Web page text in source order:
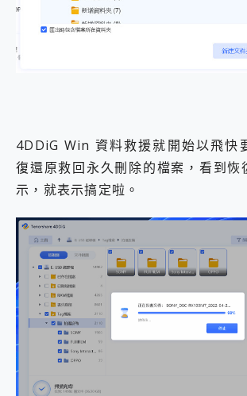
4DDiG Win 資料救援就開始以飛快
復還原救回永久刪除的檔案，看到恢
示，就表示搞定啦。